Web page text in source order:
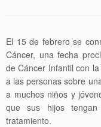
El 15 de febrero se
Cáncer, una fecha
de Cáncer Infantil con
a las personas sobre
a muchos niños y
que sus hijos
tratamiento.